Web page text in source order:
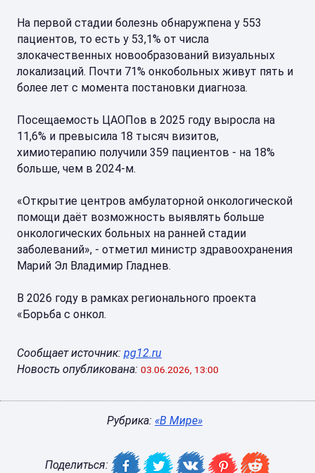
На первой стадии болезнь обнаружпена у 553
пациентов, то есть у 53,1% от числа
злокачественных новообразований визуальных
локализаций. Почти 71% онкобольных живут пять и
более лет с момента постановки диагноза.
Посещаемость ЦАОПов в 2025 году выросла на
11,6% и превысила 18 тысяч визитов,
химиотерапию получили 359 пациентов - на 18%
больше, чем в 2024-м.
«Открытие центров амбулаторной онкологической
помощи даёт возможность выявлять больше
онкологических больных на ранней стадии
заболеваний», - отметил министр здравоохранения
Марий Эл Владимир Гладнев.
В 2026 году в рамках регионального проекта
«Борьба с онкол.
Сообщает источник: pg12.ru
Новость опубликована: 03.06.2026, 13:00
Рубрика: «В Мире»
Поделиться: